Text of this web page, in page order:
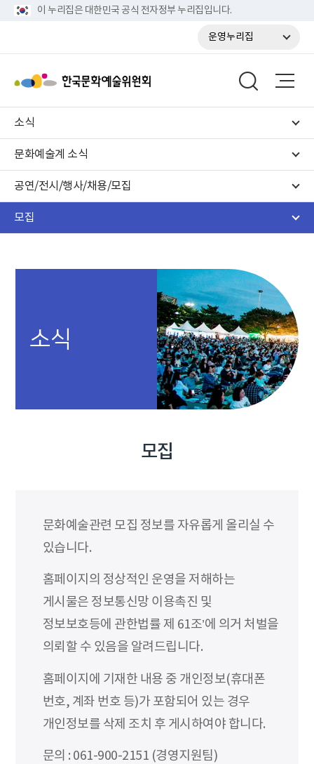
이 누리집은 대한민국 공식 전자정부 누리집입니다.
운영누리집
소식
문화예술계 소식
공연/전시/행사/채용/모집
모집
소식
모집
문화예술관련 모집 정보를 자유롭게 올리실 수
있습니다.
홈페이지의 정상적인 운영을 저해하는
게시물은 정보통신망 이용촉진 및
정보보호등에 관한법률 제 61조’에 의거 처벌을
의뢰할 수 있음을 알려드립니다.
홈페이지에 기재한 내용 중 개인정보(휴대폰
번호, 계좌 번호 등)가 포함되어 있는 경우
개인정보를 삭제 조치 후 게시하여야 합니다.
문의 : 061-900-2151 (경영지원팀)